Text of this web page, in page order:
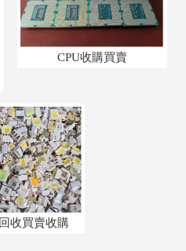
CPU收購買賣
收買賣收購